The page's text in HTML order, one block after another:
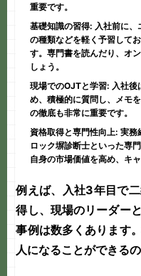
重要です。
基礎知識の習得: 入社前に、
の種類などを軽く予習して
す。専門書を読んだり、オ
しょう。
現場でのOJTと学習: 入社後
め、積極的に質問し、メモ
の徹底も非常に重要です。
資格取得と専門性向上: 実務
ロック塀診断士といった専
自身の市場価値を高め、キ
例えば、入社3年目で
得し、現場のリーダー
事例は数多くあります
人になることができるの